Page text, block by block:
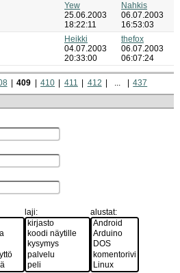
Yew
25.06.2003
18:22:11
Nahkis
06.07.2003
16:53:03
Heikki
04.07.2003
20:33:00
thefox
06.07.2003
06:07:24
409 410 411 412 ... 437
laji: alustat: